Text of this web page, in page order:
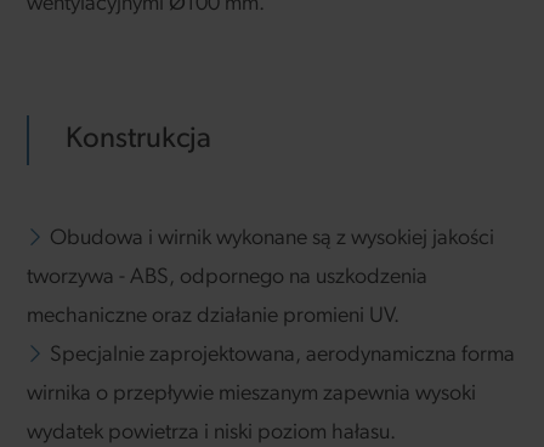
wentylacyjnymi Ø100 mm.
Konstrukcja
Obudowa i wirnik wykonane są z wysokiej jakości
tworzywa - ABS, odpornego na uszkodzenia
mechaniczne oraz działanie promieni UV.
Specjalnie zaprojektowana, aerodynamiczna forma
wirnika o przepływie mieszanym zapewnia wysoki
wydatek powietrza i niski poziom hałasu.